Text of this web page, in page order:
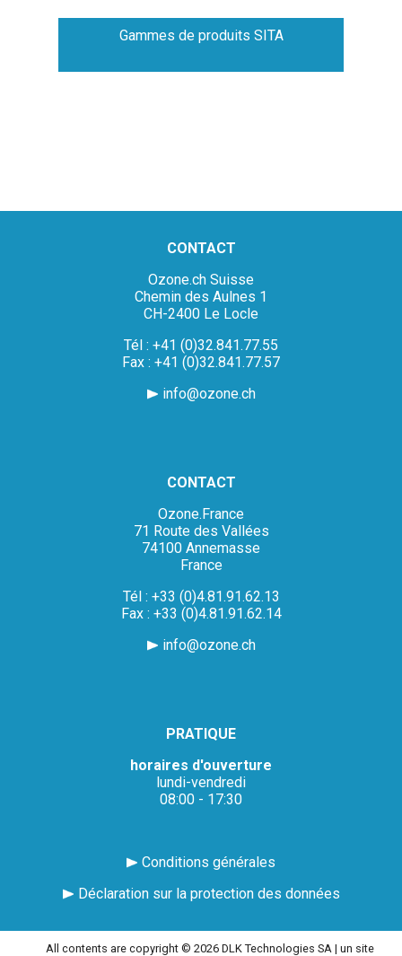
Gammes de produits SITA
CONTACT
Ozone.ch Suisse
Chemin des Aulnes 1
CH-2400 Le Locle
Tél : +41 (0)32.841.77.55
Fax : +41 (0)32.841.77.57
info@ozone.ch
CONTACT
Ozone.France
71 Route des Vallées
74100 Annemasse
France
Tél : +33 (0)4.81.91.62.13
Fax : +33 (0)4.81.91.62.14
info@ozone.ch
PRATIQUE
horaires d'ouverture
lundi-vendredi
08:00 - 17:30
Conditions générales
Déclaration sur la protection des données
All contents are copyright © 2026 DLK Technologies SA | un site